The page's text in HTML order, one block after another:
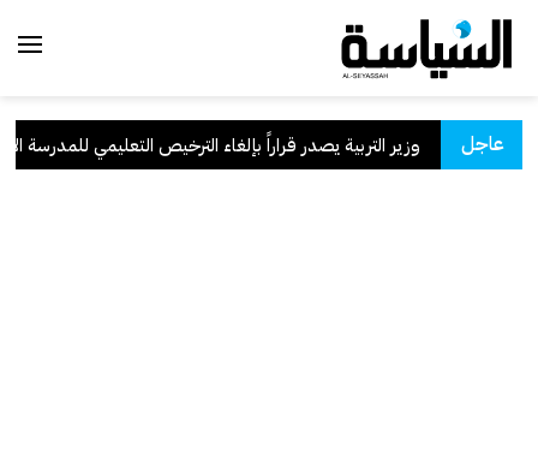
عاجل
. وزير التربية يصدر قراراً بإلغاء الترخيص التعليمي للمدرسة